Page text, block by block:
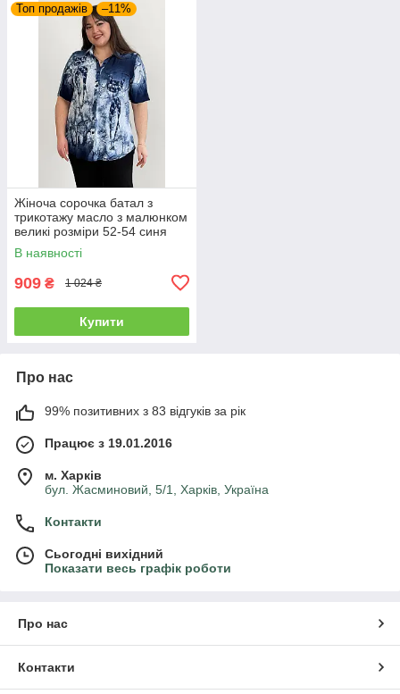
Топ продажів –11%
Жіноча сорочка батал з
трикотажу масло з малюнком
великі розміри 52-54 синя
В наявності
909 ₴ 1 024 ₴
Купити
Про нас
99% позитивних з 83 відгуків за рік
Працює з 19.01.2016
м. Харків
бул. Жасминовий, 5/1, Харків, Україна
Контакти
Сьогодні вихідний
Показати весь графік роботи
Про нас
Контакти